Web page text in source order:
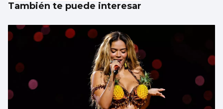
También te puede interesar